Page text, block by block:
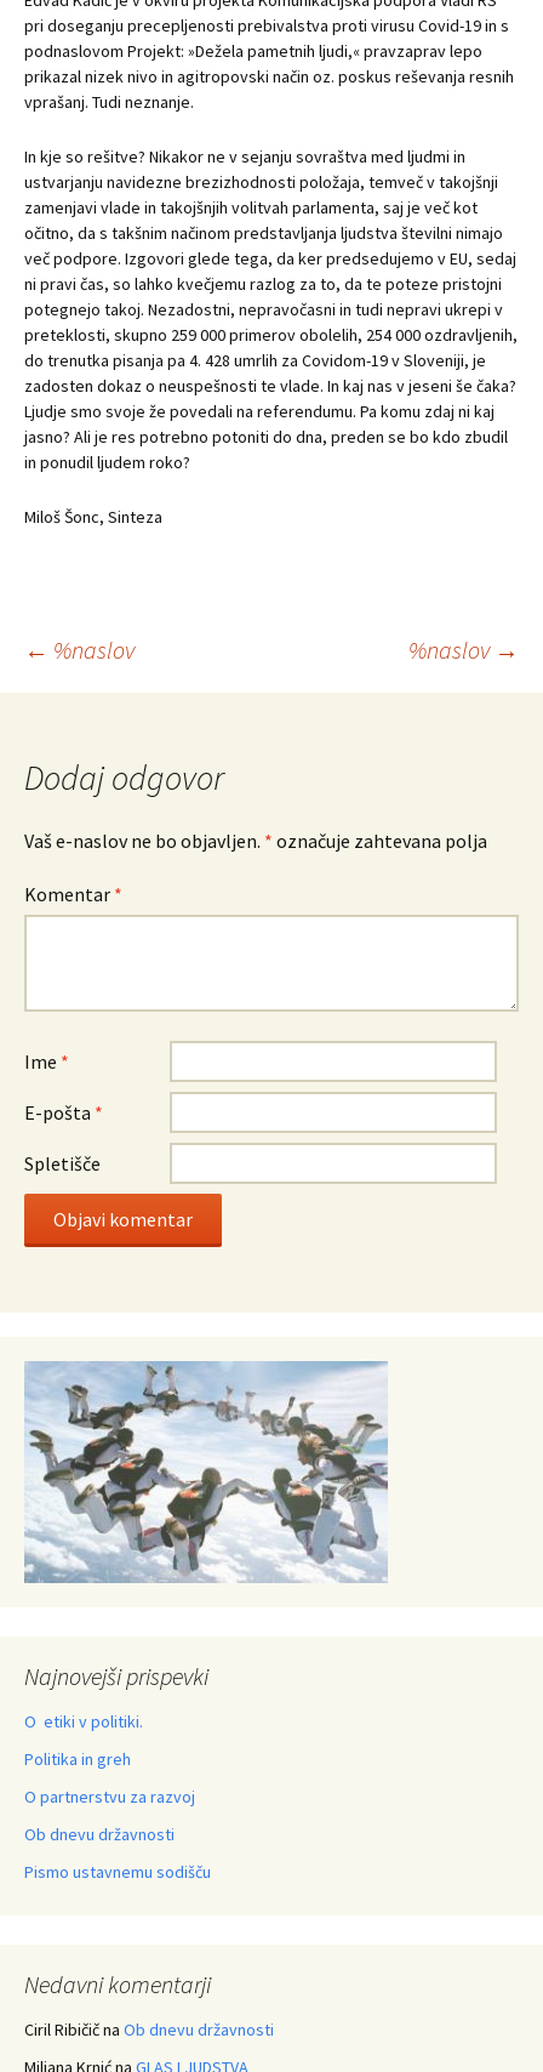
pri doseganju precepljenosti prebivalstva proti virusu Covid-19 in s
podnaslovom Projekt: »Dežela pametnih ljudi,« pravzaprav lepo
prikazal nizek nivo in agitropovski način oz. poskus reševanja resnih
vprašanj. Tudi neznanje.
In kje so rešitve? Nikakor ne v sejanju sovraštva med ljudmi in
ustvarjanju navidezne brezizhodnosti položaja, temveč v takojšnji
zamenjavi vlade in takojšnjih volitvah parlamenta, saj je več kot
očitno, da s takšnim načinom predstavljanja ljudstva številni nimajo
več podpore. Izgovori glede tega, da ker predsedujemo v EU, sedaj
ni pravi čas, so lahko kvečjemu razlog za to, da te poteze pristojni
potegnejo takoj. Nezadostni, nepravočasni in tudi nepravi ukrepi v
preteklosti, skupno 259 000 primerov obolelih, 254 000 ozdravljenih,
do trenutka pisanja pa 4. 428 umrlih za Covidom-19 v Sloveniji, je
zadosten dokaz o neuspešnosti te vlade. In kaj nas v jeseni še čaka?
Ljudje smo svoje že povedali na referendumu. Pa komu zdaj ni kaj
jasno? Ali je res potrebno potoniti do dna, preden se bo kdo zbudil
in ponudil ljudem roko?
Miloš Šonc, Sinteza
Krmarjenje
po
prispevkih
← %naslov %naslov →
Dodaj odgovor
Vaš e-naslov ne bo objavljen. * označuje zahtevana polja
Komentar *
Ime *
E-pošta *
Spletišče
Najnovejši prispevki
O etiki v politiki.
Politika in greh
O partnerstvu za razvoj
Ob dnevu državnosti
Pismo ustavnemu sodišču
Nedavni komentarji
Ciril Ribičična Ob dnevu državnosti
Miljana Krnićna GLAS LJUDSTVA